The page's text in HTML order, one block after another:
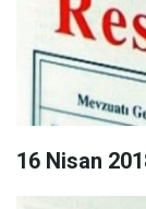
16 Nisan